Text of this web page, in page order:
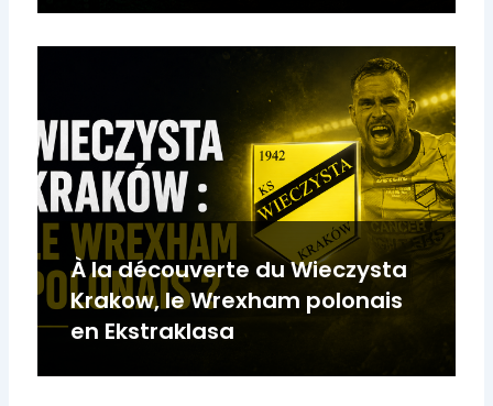
À la découverte du Wieczysta
Krakow, le Wrexham polonais
en Ekstraklasa